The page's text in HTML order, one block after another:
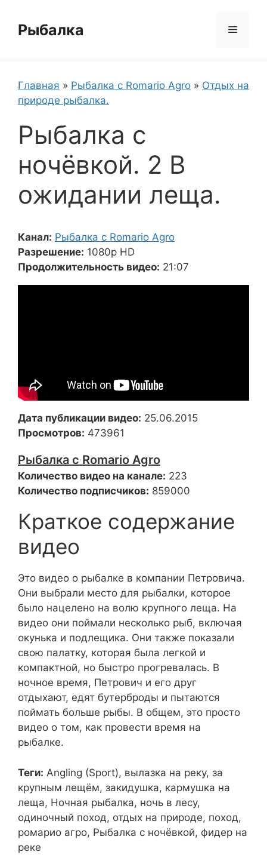
содержимому
Рыбалка Меню
Главная » Рыбалка с Romario Agro » Отдых на
природе рыбалка.
Рыбалка с
ночёвкой. 2 В
ожидании леща.
Канал: Рыбалка с Romario Agro
Разрешение: 1080p HD
Продолжительность видео: 21:07
Дата публикации видео: 25.06.2015
Просмотров: 473961
Рыбалка с Romario Agro
Количество видео на канале: 223
Количество подписчиков: 859000
Краткое содержание
видео
Это видео о рыбалке в компании Петровича.
Они выбрали место для рыбалки, которое
было нацелено на волю крупного леща. На
видео они поймали несколько рыб, включая
окунька и подлещика. Они также показали
свою палатку, которая была легкой и
компактной, но быстро прогревалась. В
ночное время, Петрович и его друг
отдыхают, едят бутерброды и пытаются
поймать больше рыбы. В общем, это просто
видео о том, как провести время на
рыбалке.
Теги: Angling (Sport), вылазка на реку, за
крупным лещём, закидушка, кармушка на
леща, Ночная рыбалка, ночь в лесу,
одиночный поход, отдых на природе, поход,
ромарио агро, Рыбалка с ночёвкой, фидер на
реке